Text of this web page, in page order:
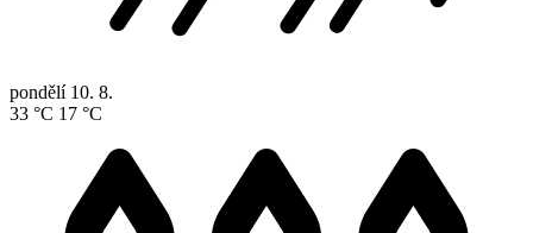
pondělí 10. 8.
33 °C 17 °C